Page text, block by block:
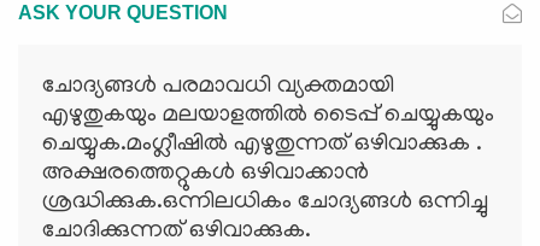
ASK YOUR QUESTION
ചോദ്യങ്ങള്‍ പരമാവധി വ്യക്തമായി
എഴുതുകയും മലയാളത്തില്‍ ടൈപ്പ് ചെയ്യുകയും
ചെയ്യുക.മംഗ്ലീഷില്‍ എഴുതുന്നത് ഒഴിവാക്കുക .
അക്ഷരത്തെറ്റുകള്‍ ഒഴിവാക്കാന്‍
ശ്രദ്ധിക്കുക.ഒന്നിലധികം ചോദ്യങ്ങള്‍ ഒന്നിച്ചു
ചോദിക്കുന്നത് ഒഴിവാക്കുക.